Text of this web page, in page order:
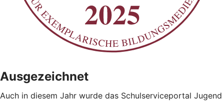
Ausgezeichnet
Auch in diesem Jahr wurde das Schulserviceportal Jugend